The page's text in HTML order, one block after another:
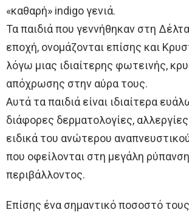
«καθαρή» indigo γενιά.
Τα παιδιά που γεννήθηκαν στη
εποχή, ονομάζονται επίσης και
λόγω μιας ιδιαίτερης φωτεινής,
απόχρωσης στην αύρα τους.
Αυτά τα παιδιά είναι ιδιαίτερα
διάφορες δερματολογίες,
ειδικά του ανώτερου
που οφείλονται στη μεγάλη
περιβάλλοντος.
Επίσης ένα σημαντικό ποσοστό τους